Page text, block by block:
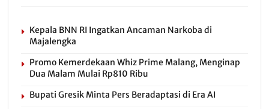
Kepala BNN RI Ingatkan Ancaman Narkoba di
Majalengka
Promo Kemerdekaan Whiz Prime Malang, Menginap
Dua Malam Mulai Rp810 Ribu
Bupati Gresik Minta Pers Beradaptasi di Era AI